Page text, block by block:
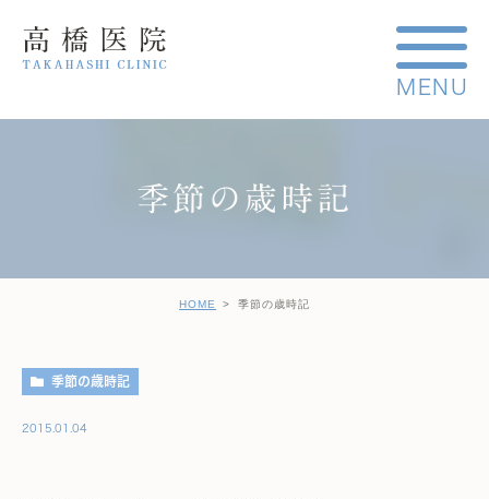
季節の歳時記
HOME 季節の歳時記
季節の歳時記
2015.01.04